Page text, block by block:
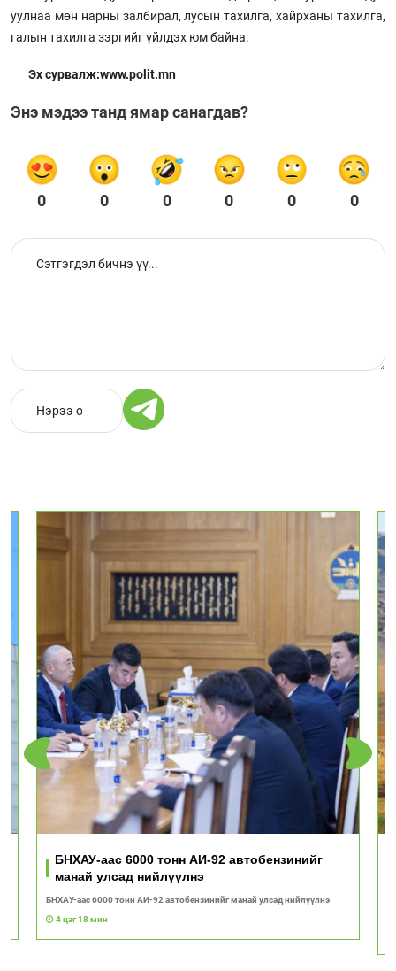
уулнаа мөн нарны залбирал, лусын тахилга, хайрханы тахилга,
галын тахилга зэргийг үйлдэх юм байна.
Эх сурвалж:www.polit.mn
Энэ мэдээ танд ямар санагдав?
0 0 0 0 0 0
БНХАУ-аас 6000 тонн АИ-92 автобензинийг
манай улсад нийлүүлнэ
БНХАУ-аас 6000 тонн АИ-92 автобензинийг манай улсад нийлүүлнэ
4 цаг 18 мин